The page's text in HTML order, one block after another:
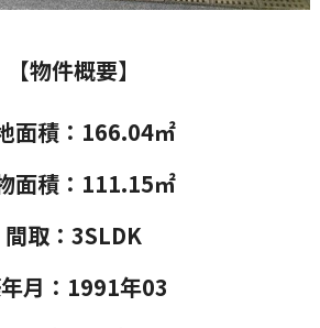
【物件概要】
面積：166.04㎡
面積：111.15㎡
間取：3SLDK
月：1991年03